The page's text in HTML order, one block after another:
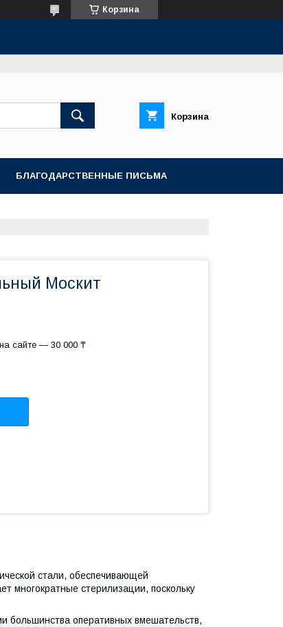
Корзина
Корзина
БЛАГОДАРСТВЕННЫЕ ПИСЬМА
Москит
сайте — 30 000 ₸
стали, обеспечивающей
многократные стерилизации, поскольку
большинства оперативных вмешательств,